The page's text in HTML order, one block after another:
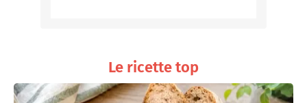
Le ricette top